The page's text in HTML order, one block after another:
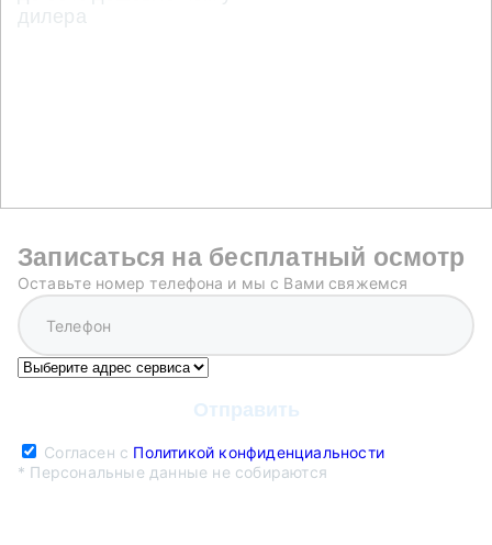
дилера
Записаться на бесплатный осмотр
Оставьте номер телефона и мы с Вами свяжемся
Согласен с Политикой конфиденциальности
* Персональные данные не собираются